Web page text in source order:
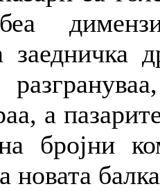
заедничка
а
бројни
новата